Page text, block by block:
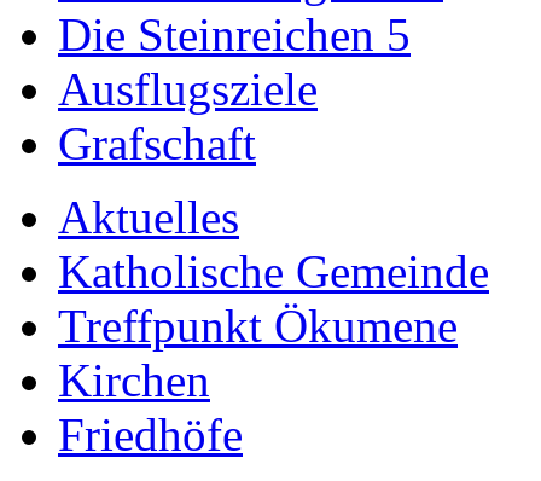
Die Steinreichen 5
Ausflugsziele
Grafschaft
Aktuelles
Katholische Gemeinde
Treffpunkt Ökumene
Kirchen
Friedhöfe